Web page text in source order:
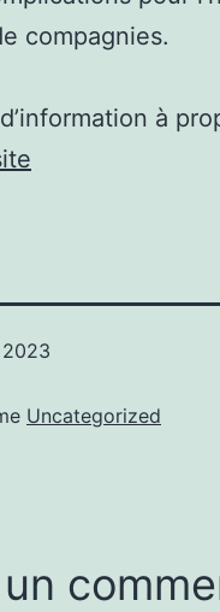
compagnies.
à
Uncategorized